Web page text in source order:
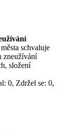
schvaluje
zneužívání
složení
0, Zdržel se: 0,